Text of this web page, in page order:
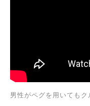
男性がペグを用いても